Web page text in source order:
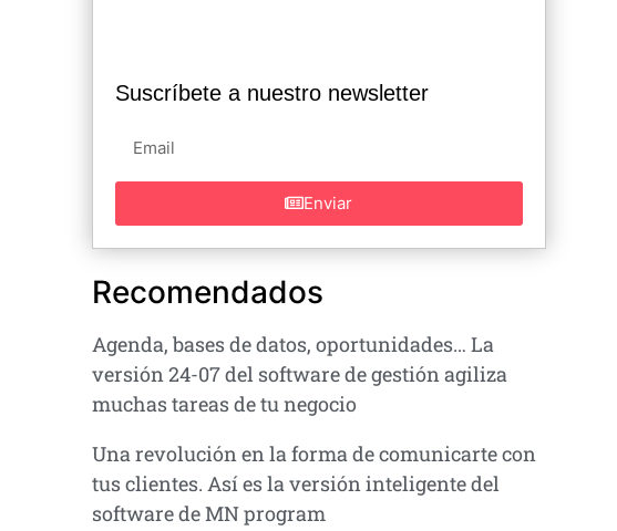
Suscríbete a nuestro newsletter
Enviar
Recomendados
Agenda, bases de datos, oportunidades… La
versión 24-07 del software de gestión agiliza
muchas tareas de tu negocio
Una revolución en la forma de comunicarte con
tus clientes. Así es la versión inteligente del
software de MN program